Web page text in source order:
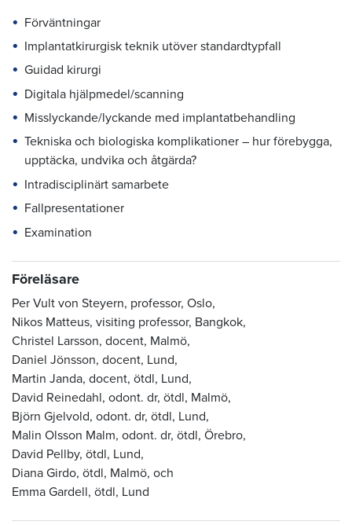
Förväntningar
Implantatkirurgisk teknik utöver standardtypfall
Guidad kirurgi
Digitala hjälpmedel/scanning
Misslyckande/lyckande med implantatbehandling
Tekniska och biologiska komplikationer – hur förebygga,
upptäcka, undvika och åtgärda?
Intradisciplinärt samarbete
Fallpresentationer
Examination
Föreläsare
Per Vult von Steyern, professor, Oslo,
Nikos Matteus, visiting professor, Bangkok,
Christel Larsson, docent, Malmö,
Daniel Jönsson, docent, Lund,
Martin Janda, docent, ötdl, Lund,
David Reinedahl, odont. dr, ötdl, Malmö,
Björn Gjelvold, odont. dr, ötdl, Lund,
Malin Olsson Malm, odont. dr, ötdl, Örebro,
David Pellby, ötdl, Lund,
Diana Girdo, ötdl, Malmö, och
Emma Gardell, ötdl, Lund